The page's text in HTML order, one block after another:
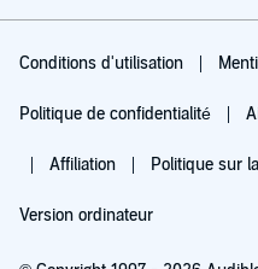
Conditions d'utilisation
Politique de confidentialité
Affiliation Politique sur
Version ordinateur